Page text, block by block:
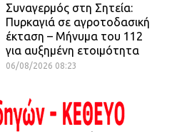
Συναγερμός στη Σητεία:
Πυρκαγιά σε αγροτοδασική
έκταση – Μήνυμα του 112
για αυξημένη ετοιμότητα
06/08/2026 08:23